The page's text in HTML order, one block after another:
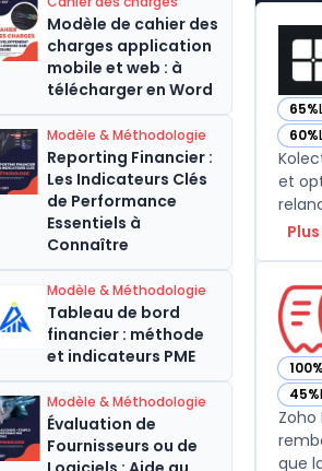
Modèle de cahier des
charges application
mobile et web : à
télécharger en Word
Modèle & Méthodologie
Reporting Financier :
Les Indicateurs Clés
de Performance
Essentiels à
Connaître
Modèle & Méthodologie
Tableau de bord
financier : méthode
et indicateurs PME
Modèle & Méthodologie
Évaluation de
Fournisseurs ou de
65%
—
60%
—
et
100%
—
45%
—